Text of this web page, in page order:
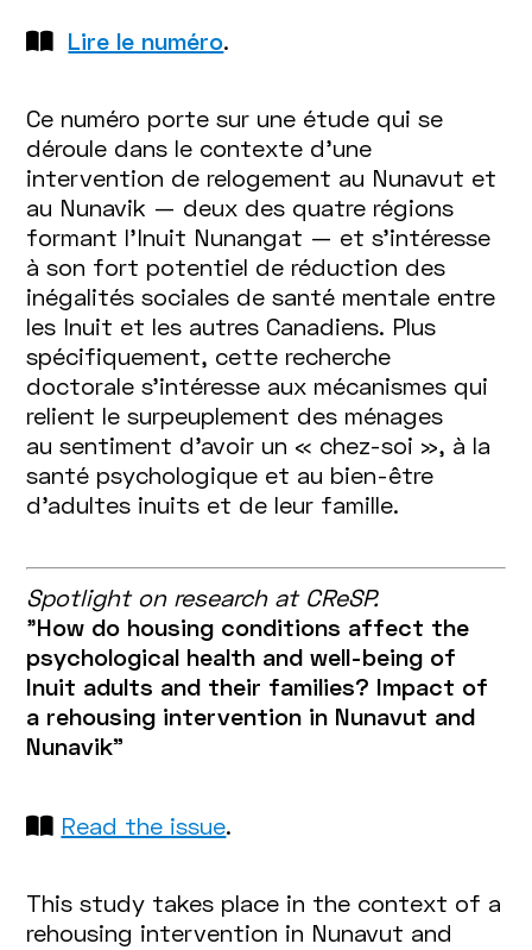
Lire le numéro.
Ce numéro porte sur une étude qui se
déroule dans le contexte d’une
intervention de relogement au Nunavut et
au Nunavik — deux des quatre régions
formant l’Inuit Nunangat — et s’intéresse
à son fort potentiel de réduction des
inégalités sociales de santé mentale entre
les Inuit et les autres Canadiens. Plus
spécifiquement, cette recherche
doctorale s’intéresse aux mécanismes qui
relient le surpeuplement des ménages
au sentiment d’avoir un « chez-soi », à la
santé psychologique et au bien-être
d’adultes inuits et de leur famille.
Spotlight on research at CReSP.
"How do housing conditions affect the
psychological health and well-being of
Inuit adults and their families? Impact of
a rehousing intervention in Nunavut and
Nunavik"
Read the issue.
This study takes place in the context of a
rehousing intervention in Nunavut and